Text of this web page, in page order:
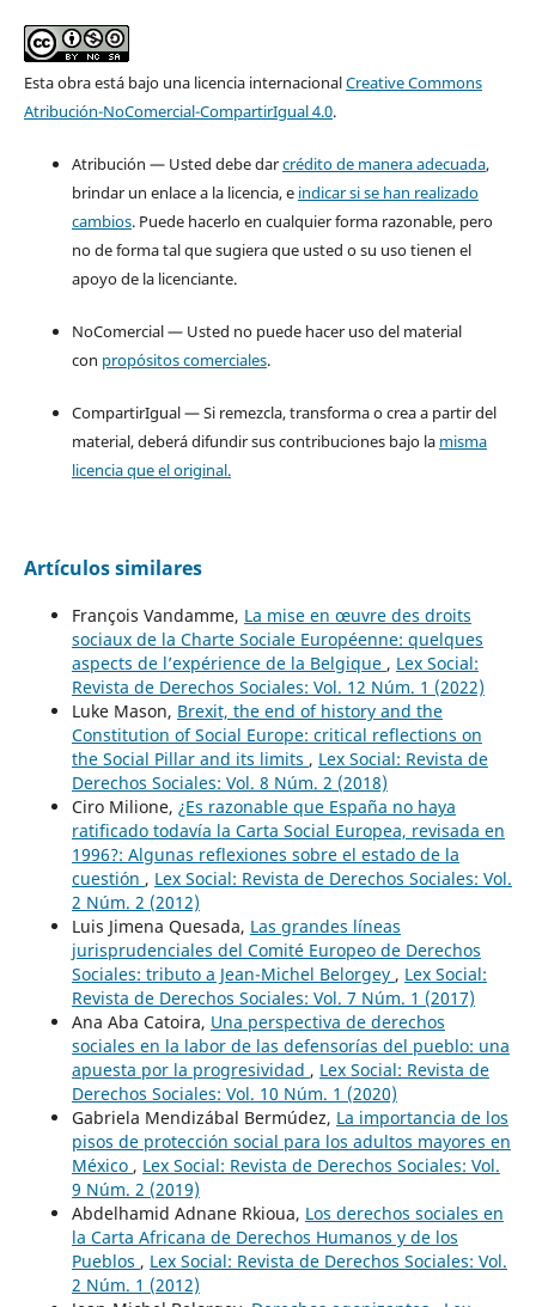
Esta obra está bajo una licencia internacionalCreative Commons
Atribución-NoComercial-CompartirIgual 4.0.
Atribución — Usted debe darcrédito de manera adecuada,
brindar un enlace a la licencia, e indicar si se han realizado
cambios. Puede hacerlo en cualquier forma razonable, pero
no de forma tal que sugiera que usted o su uso tienen el
apoyo de la licenciante.
NoComercial — Usted no puede hacer uso del material
con propósitos comerciales.
CompartirIgual — Si remezcla, transforma o crea a partir del
material, deberá difundir sus contribuciones bajo la misma
licencia que el original.
Artículos similares
François Vandamme, La mise en œuvre des droits
sociaux de la Charte Sociale Européenne: quelques
aspects de l’expérience de la Belgique , Lex Social:
Revista de Derechos Sociales: Vol. 12 Núm. 1 (2022)
Luke Mason, Brexit, the end of history and the
Constitution of Social Europe: critical reflections on
the Social Pillar and its limits , Lex Social: Revista de
Derechos Sociales: Vol. 8 Núm. 2 (2018)
Ciro Milione, ¿Es razonable que España no haya
ratificado todavía la Carta Social Europea, revisada en
1996?: Algunas reflexiones sobre el estado de la
cuestión , Lex Social: Revista de Derechos Sociales: Vol.
2 Núm. 2 (2012)
Luis Jimena Quesada, Las grandes líneas
jurisprudenciales del Comité Europeo de Derechos
Sociales: tributo a Jean-Michel Belorgey , Lex Social:
Revista de Derechos Sociales: Vol. 7 Núm. 1 (2017)
Ana Aba Catoira, Una perspectiva de derechos
sociales en la labor de las defensorías del pueblo: una
apuesta por la progresividad , Lex Social: Revista de
Derechos Sociales: Vol. 10 Núm. 1 (2020)
Gabriela Mendizábal Bermúdez, La importancia de los
pisos de protección social para los adultos mayores en
México , Lex Social: Revista de Derechos Sociales: Vol.
9 Núm. 2 (2019)
Abdelhamid Adnane Rkioua, Los derechos sociales en
la Carta Africana de Derechos Humanos y de los
Pueblos , Lex Social: Revista de Derechos Sociales: Vol.
2 Núm. 1 (2012)